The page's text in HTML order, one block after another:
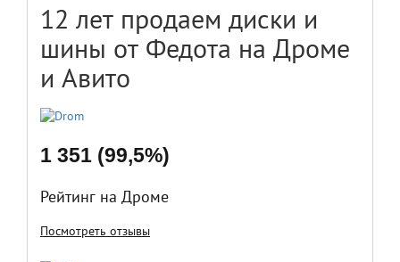
12 лет продаем диски и
шины от Федота на Дроме
и Авито
1 351 (99,5%)
Рейтинг на Дроме
Посмотреть отзывы